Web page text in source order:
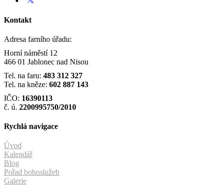
Kontakt
Adresa farního úřadu:
Horní náměstí 12
466 01 Jablonec nad Nisou
Tel. na faru: 483 312 327
Tel. na kněze: 602 887 143
IČO: 16390113
č. ú. 2200995750/2010
Rychlá navigace
Úvod
Kalendář
Blog
Pořad bohoslužeb
Galerie